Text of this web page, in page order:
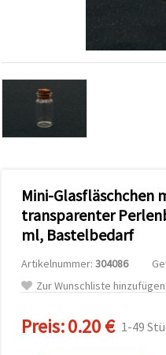
Datenverkehr
zu
analysieren
Inhalte und
Werbung
unserer
Partner für
Analyse
Marketing.
Sie können
Cookies
oder Ihre
Auswahl in
Mini-Glasfläschchen
transparenter
ml, Bastelbedarf
Artikelnummer: 304086
Zur Wunschliste hinzufügen
Preis:0.20 € 1-49